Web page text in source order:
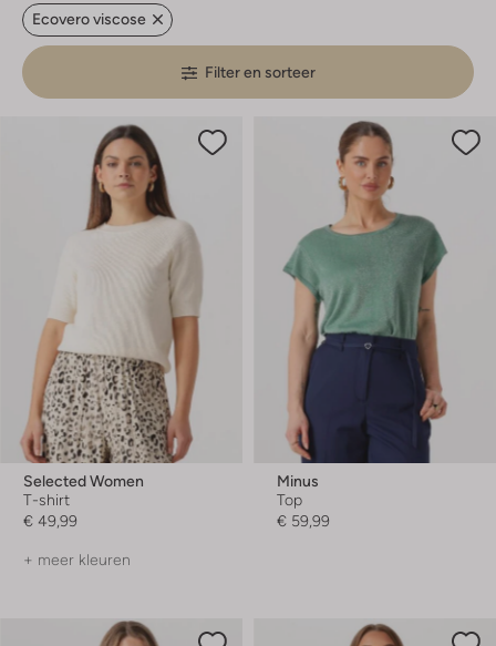
Ecovero viscose
Filter en sorteer
Selected Women
T-shirt
€ 49,99
+ meer kleuren
Minus
Top
€ 59,99